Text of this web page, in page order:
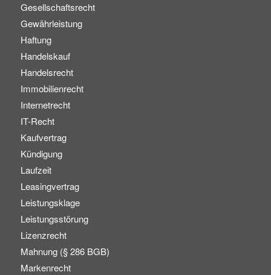
Gesellschaftsrecht
Gewährleistung
Haftung
Handelskauf
Handelsrecht
Immobilienrecht
Internetrecht
IT-Recht
Kaufvertrag
Kündigung
Laufzeit
Leasingvertrag
Leistungsklage
Leistungsstörung
Lizenzrecht
Mahnung (§ 286 BGB)
Markenrecht